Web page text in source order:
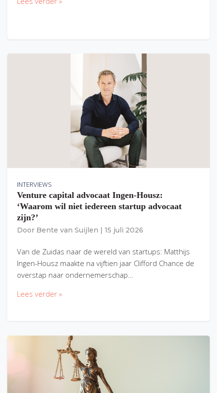
INTERVIEWS
Venture capital advocaat Ingen-Housz:
‘Waarom wil niet iedereen startup advocaat
zijn?’
Door Bente van Suijlen 15 juli 2026
Van de Zuidas naar de wereld van startups: Matthijs
Ingen-Housz maakte na vijftien jaar Clifford Chance de
overstap naar ondernemerschap…
Lees verder »